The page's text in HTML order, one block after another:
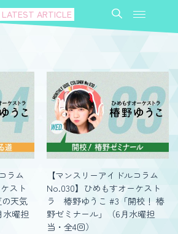
LATEST ARTICLE
ラム
スト
天気
水曜担
【マンスリーアイドルコラム
No.030】ひめもすオーケスト
ラ 椿野ゆうこ #3「開校！ 椿
野ゼミナール」（6月水曜担
当・全4回）